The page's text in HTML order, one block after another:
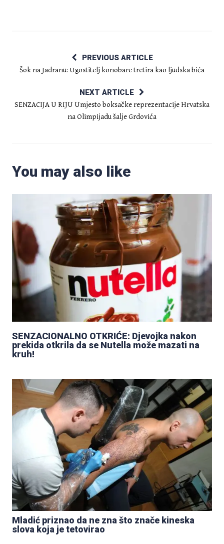
PREVIOUS ARTICLE
Šok na Jadranu: Ugostitelj konobare tretira kao ljudska bića
NEXT ARTICLE
SENZACIJA U RIJU Umjesto boksačke reprezentacije Hrvatska
na Olimpijadu šalje Grdovića
You may also like
SENZACIONALNO OTKRIĆE: Djevojka nakon
prekida otkrila da se Nutella može mazati na
kruh!
Mladić priznao da ne zna što znače kineska
slova koja je tetovirao